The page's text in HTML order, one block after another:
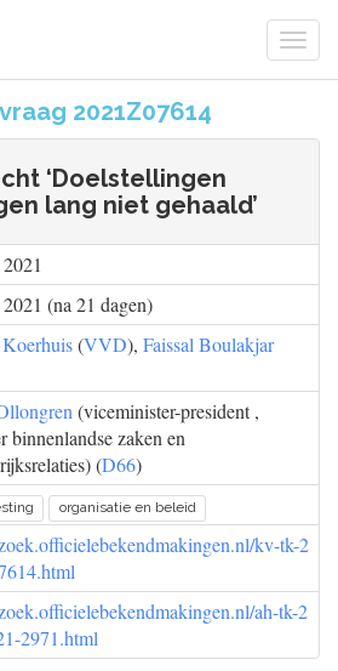
2021Z07614
‘Doelstellingen
lang niet gehaald’
(na 21 dagen)
(VVD), Faissal Boulakjar
(viceminister-president ,
binnenlandse zaken en
(D66)
organisatie en beleid
kv-tk-2
ah-tk-2
2971.html